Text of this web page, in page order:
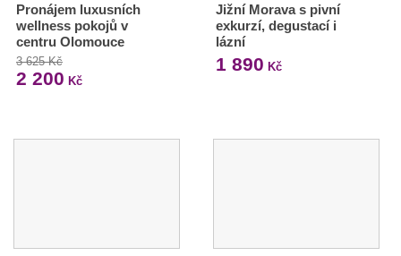
Pronájem luxusních
wellness pokojů v
centru Olomouce
3 625 Kč
2 200 Kč
Jižní Morava s pivní
exkurzí, degustací i
lázní
1 890 Kč